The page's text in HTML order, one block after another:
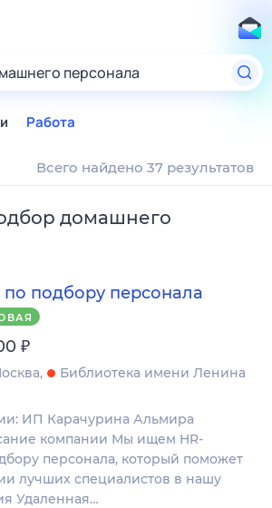
персонала
Работа
Всего найдено 37 результатов
домашнего
подбору персонала
₽
Библиотека имени Ленина
ИП Карачурина Альмира
компании Мы ищем HR-
персонала, который поможет
лучших специалистов в нашу
Удаленная…